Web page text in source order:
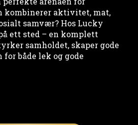
kombinerer aktivitet, mat,
samvær? Hos Lucky
ett sted – en komplett
samholdet, skaper gode
både lek og gode